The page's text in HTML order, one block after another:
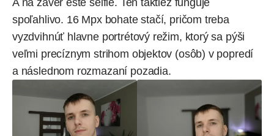
A na záver ešte selfie. Ten taktiež funguje
spoľahlivo. 16 Mpx bohate stačí, pričom treba
vyzdvihnúť hlavne portrétový režim, ktorý sa pýši
veľmi precíznym strihom objektov (osôb) v popredí
a následnom rozmazaní pozadia.